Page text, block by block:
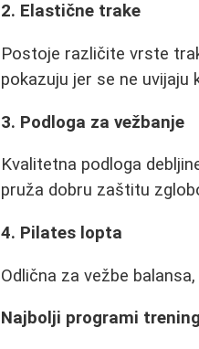
2. Elastične trake
Postoje različite vrste
pokazuju jer se ne uvijaju
3. Podloga za vežbanje
Kvalitetna podloga
pruža dobru zaštitu
4. Pilates lopta
Odlična za vežbe
Najbolji programi